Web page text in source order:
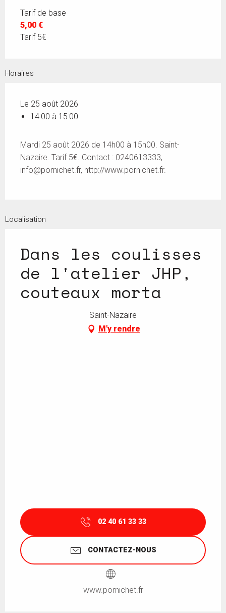
Tarif de base
5,00 €
Tarif 5€
Horaires
Le 25 août 2026
14:00 à 15:00
Mardi 25 août 2026 de 14h00 à 15h00. Saint-
Nazaire. Tarif 5€. Contact : 0240613333,
info@pornichet.fr, http://www.pornichet.fr.
Localisation
Dans les coulisses
de l'atelier JHP,
couteaux morta
Saint-Nazaire
M'y rendre
02 40 61 33 33
CONTACTEZ-NOUS
www.pornichet.fr